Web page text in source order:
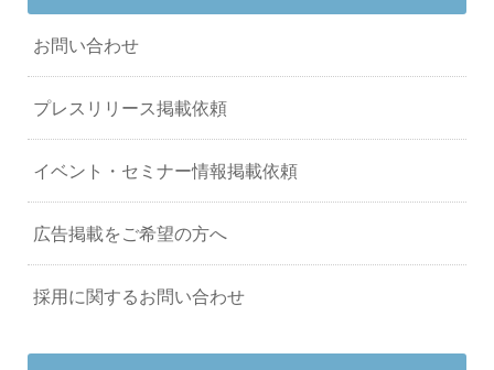
お問い合わせ
プレスリリース掲載依頼
イベント・セミナー情報掲載依頼
広告掲載をご希望の方へ
採用に関するお問い合わせ